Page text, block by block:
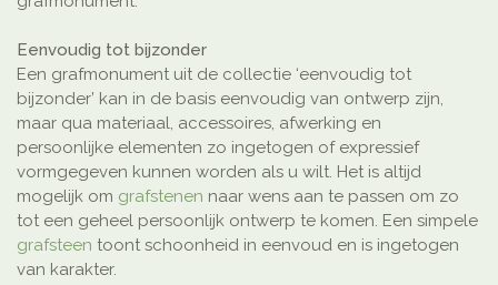
Eenvoudig tot bijzonder
Een grafmonument uit de collectie ‘eenvoudig tot
bijzonder’ kan in de basis eenvoudig van ontwerp zijn,
maar qua materiaal, accessoires, afwerking en
persoonlijke elementen zo ingetogen of expressief
vormgegeven kunnen worden als u wilt. Het is altijd
mogelijk om grafstenen naar wens aan te passen om zo
tot een geheel persoonlijk ontwerp te komen. Een simpele
grafsteen toont schoonheid in eenvoud en is ingetogen
van karakter.